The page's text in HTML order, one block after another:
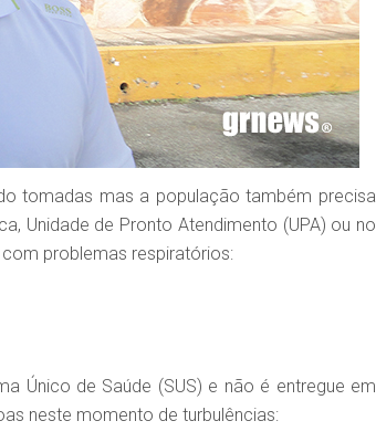
tomadas mas a população também precisa
Unidade de Pronto Atendimento (UPA) ou no
problemas respiratórios:
Único de Saúde (SUS) e não é entregue em
neste momento de turbulências: